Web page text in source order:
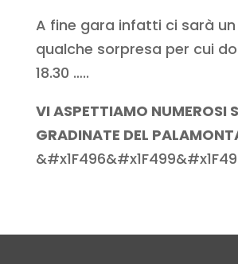
A fine gara infatti ci sarà
qualche sorpresa per cui
18.30 …..
VI ASPETTIAMO NUMEROSI
GRADINATE DEL